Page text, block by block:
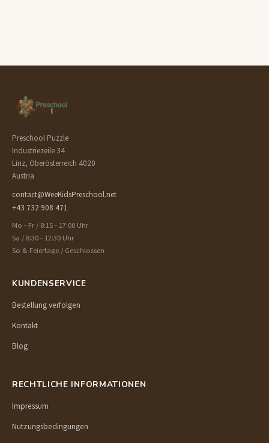
Preschool Puzzle
Industriezeile 34
Linz, Oberösterreich 4020
Austria
contact@WeeKidsPreschool.net
+43 732 908 471
Mo - Fr / 8:15 - 17:00 Uhr
Sa / 8:30 - 12:30 Uhr
So & Feiertage / Geschlossen
KUNDENSERVICE
Bestellung verfolgen
Kontakt
Blog
RECHTLICHE INFORMATIONEN
Impressum
Nutzungsbedingungen